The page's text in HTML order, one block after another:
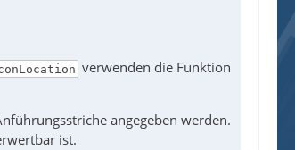
verwenden die Funktion
angegeben werden.
ist.